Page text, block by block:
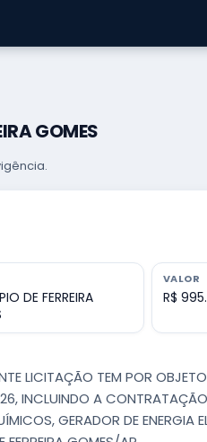
GOMES
DE FERREIRA
VALOR
R$
TEM POR OBJETO
INCLUINDO A
GERADOR DE ENERGIA